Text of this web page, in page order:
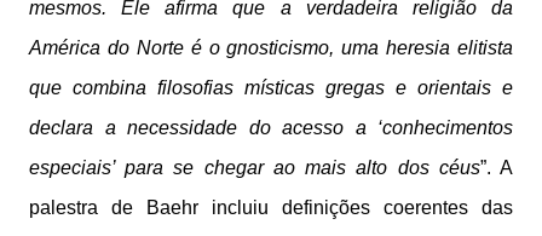
mesmos. Ele afirma que a verdadeira religião da
América do Norte é o gnosticismo, uma heresia elitista
que combina filosofias místicas gregas e orientais e
declara a necessidade do acesso a ‘conhecimentos
especiais’ para se chegar ao mais alto dos céus”. A
palestra de Baehr incluiu definições coerentes das